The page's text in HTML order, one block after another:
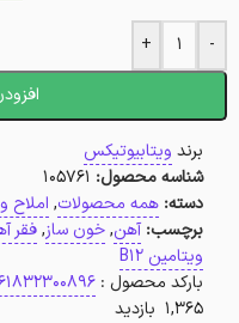
-
+
برند ویتابیوتیکس
شناسه محصول: 105761
دسته: همه محصولات, املاح
برچسب: آهن,خون ساز,فقر
ویتامین B12
بارکد محصول :
1,365 بازدید